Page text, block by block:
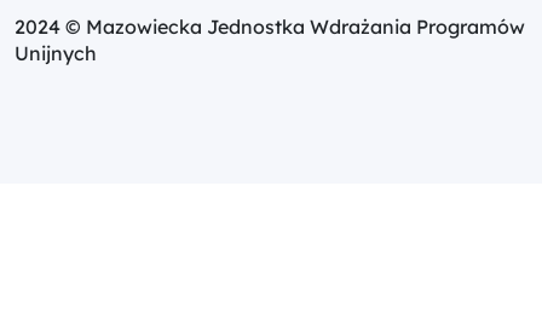
2024 © Mazowiecka Jednostka Wdrażania Programów
Unijnych